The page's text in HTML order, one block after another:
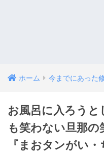
ホーム 今までにあった
お風呂に入ろう
も笑わない旦那
『まおタンがい